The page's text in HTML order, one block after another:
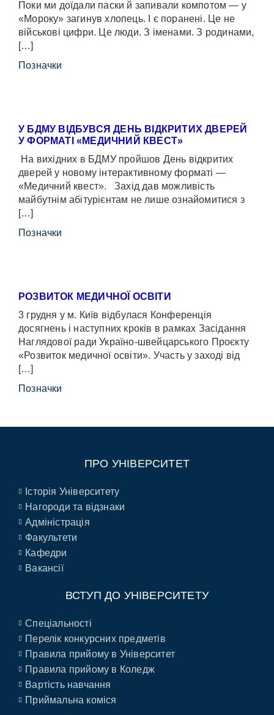
Поки ми доїдали паски й запивали компотом — у
«Мороку» загинув хлопець. І є поранені. Це не
військові цифри. Це люди. З іменами. З родинами,
[…]
Позначки
У БДМУ ВІДБУВСЯ ДЕНЬ ВІДКРИТИХ ДВЕРЕЙ
У ФОРМАТІ «МЕДИЧНИЙ КВЕСТ»
На вихідних в БДМУ пройшов День відкритих
дверей у новому інтерактивному форматі —
«Медичний квест». Захід дав можливість
майбутнім абітурієнтам не лише ознайомитися з
[…]
Позначки
РОЗВИТОК МЕДИЧНОЇ ОСВІТИ
3 грудня у м. Київ відбулася Конференція
досягнень і наступних кроків в рамках Засідання
Наглядової ради Україно-швейцарського Проєкту
«Розвиток медичної освіти». Участь у заході від
[…]
Позначки
ПРО УНІВЕРСИТЕТ
Історія Університету
Нагороди та відзнаки
Адміністрація
Факультети
Кафедри
Вакансії
ВСТУП ДО УНІВЕРСИТЕТУ
Спеціальності
Перелік конкурсних предметів
Правила прийому в Університет
Правила прийому в Коледж
Вартість навчання
Приймальна коміся